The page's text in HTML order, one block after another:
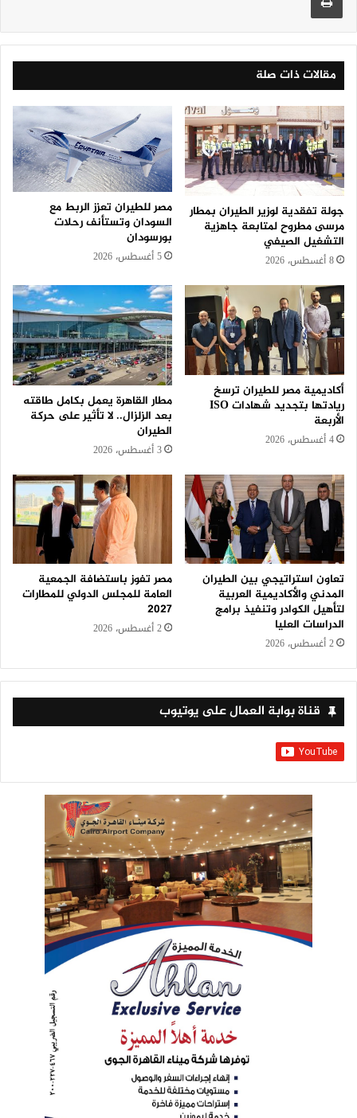
مقالات ذات صلة
جولة تفقدية لوزير الطيران بمطار
مرسى مطروح لمتابعة جاهزية
التشغيل الصيفي
8 أغسطس، 2026
مصر للطيران تعزز الربط مع
السودان وتستأنف رحلات
بورسودان
5 أغسطس، 2026
أكاديمية مصر للطيران ترسخ
ريادتها بتجديد شهادات ISO
الأربعة
4 أغسطس، 2026
مطار القاهرة يعمل بكامل طاقته
بعد الزلزال.. لا تأثير على حركة
الطيران
3 أغسطس، 2026
تعاون استراتيجي بين الطيران
المدني والأكاديمية العربية
لتأهيل الكوادر وتنفيذ برامج
الدراسات العليا
2 أغسطس، 2026
مصر تفوز باستضافة الجمعية
العامة للمجلس الدولي للمطارات
2027
2 أغسطس، 2026
قناة بوابة العمال على يوتيوب